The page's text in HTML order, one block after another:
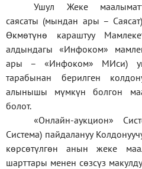
Ушул Жеке
саясаты (мындан ары –
Өкмөтүнө караштуу
алдындагы «Инфоком»
ары –«Инфоком» МИси)
тарабынан берилген
алынышы мүмкүн болгон
болот.
«Онлайн-аукцион»
Система) пайдалануу
көрсөтүлгөн анын жеке
шарттары менен сөзсүз